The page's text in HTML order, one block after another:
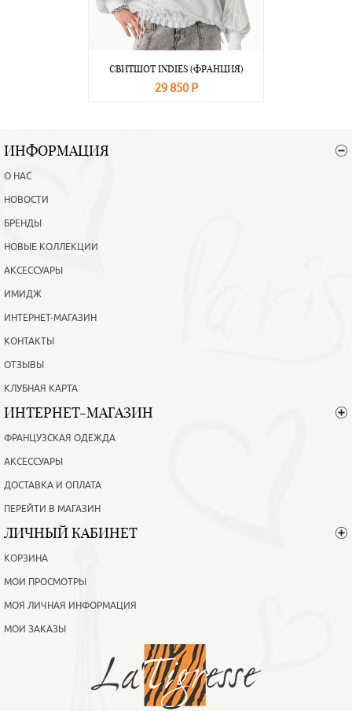
СВИТШОТ INDIES (ФРАНЦИЯ)
29 850 Р
ИНФОРМАЦИЯ
О НАС
НОВОСТИ
БРЕНДЫ
НОВЫЕ КОЛЛЕКЦИИ
АКСЕССУАРЫ
ИМИДЖ
ИНТЕРНЕТ-МАГАЗИН
КОНТАКТЫ
ОТЗЫВЫ
КЛУБНАЯ КАРТА
ИНТЕРНЕТ-МАГАЗИН
ФРАНЦУЗСКАЯ ОДЕЖДА
АКСЕССУАРЫ
ДОСТАВКА И ОПЛАТА
ПЕРЕЙТИ В МАГАЗИН
ЛИЧНЫЙ КАБИНЕТ
КОРЗИНА
МОИ ПРОСМОТРЫ
МОЯ ЛИЧНАЯ ИНФОРМАЦИЯ
МОИ ЗАКАЗЫ